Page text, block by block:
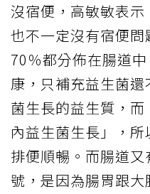
沒宿便，高敏敏表示
也不一定沒有宿便
70％都分佈在腸道
康，只補充益生菌
菌生長的益生質，
內益生菌生長」，
排便順暢。而腸道
號，是因為腸胃跟大